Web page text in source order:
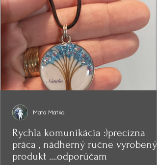
Rychla komunikácia :)precízna
práca , nádherný ručne vyrobený
produkt ....odporúčam
Mata Matka